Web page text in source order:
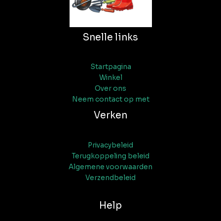
Snelle links
Startpagina
Winkel
Over ons
Neem contact op met
Verken
Privacybeleid
Terugkoppeling beleid
Algemene voorwaarden
Verzendbeleid
Help